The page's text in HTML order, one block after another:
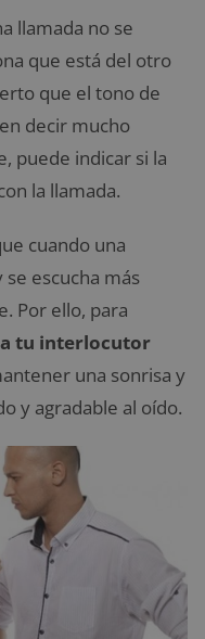
llamada no se
que está del otro
que el tono de
decir mucho
puede indicar si la
la llamada.
cuando una
escucha más
Por ello, para
tu interlocutor
una sonrisa y
y agradable al oído.